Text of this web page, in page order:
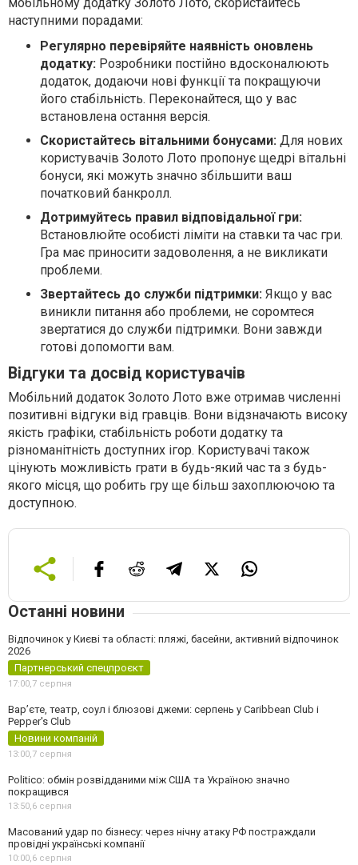
мобільному додатку Золото Лото, скористайтесь
наступними порадами:
Регулярно перевіряйте наявність оновлень
додатку: Розробники постійно вдосконалюють
додаток, додаючи нові функції та покращуючи
його стабільність. Переконайтеся, що у вас
встановлена остання версія.
Скористайтесь вітальними бонусами: Для нових
користувачів Золото Лото пропонує щедрі вітальні
бонуси, які можуть значно збільшити ваш
початковий банкролл.
Дотримуйтесь правил відповідальної гри:
Встановлюйте особисті ліміти на ставки та час гри.
Гра має приносити задоволення, а не викликати
проблеми.
Звертайтесь до служби підтримки: Якщо у вас
виникли питання або проблеми, не соромтеся
звертатися до служби підтримки. Вони завжди
готові допомогти вам.
Відгуки та досвід користувачів
Мобільний додаток Золото Лото вже отримав численні
позитивні відгуки від гравців. Вони відзначають високу
якість графіки, стабільність роботи додатку та
різноманітність доступних ігор. Користувачі також
цінують можливість грати в будь-який час та з будь-
якого місця, що робить гру ще більш захоплюючою та
доступною.
Останні новини
Відпочинок у Києві та області: пляжі, басейни, активний відпочинок
2026
Партнерський спецпроєкт
17:00,7 серпня
Вар’єте, театр, соул і блюзові джеми: серпень у Caribbean Club і
Pepper's Club
Новини компаній
13:00,7 серпня
Politico: обмін розвідданими між США та Україною значно
покращився
13:50,6 серпня
Масований удар по бізнесу: через нічну атаку РФ постраждали
провідні українські компанії
10:00,6 серпня